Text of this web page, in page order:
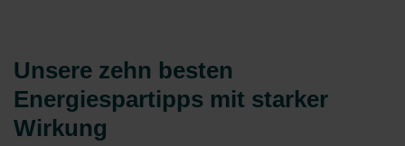
Unsere zehn besten
Energiespartipps mit starker
Wirkung